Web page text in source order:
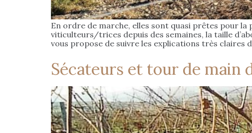
En ordre de marche, elles sont quasi prêtes pour
viticulteurs/trices depuis des semaines, la taille
vous propose de suivre les explications très claires
Sécateurs et tour de main